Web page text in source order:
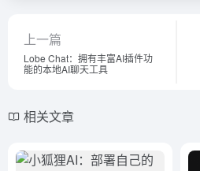
上一篇
Lobe Chat：拥有丰富AI插件功
能的本地AI聊天工具
相关文章